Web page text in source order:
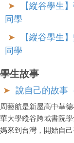
【縱谷學生
同學
【縱谷學生
同學
學生故事
說自己的故事
周藝航是新屋高中華
華大學縱谷跨域書院
媽來到台灣，開始自